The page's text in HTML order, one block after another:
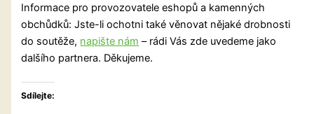
Informace pro provozovatele eshopů a kamenných
obchůdků: Jste-li ochotni také věnovat nějaké drobnosti
do soutěže, napište nám – rádi Vás zde uvedeme jako
dalšího partnera. Děkujeme.
Sdílejte: